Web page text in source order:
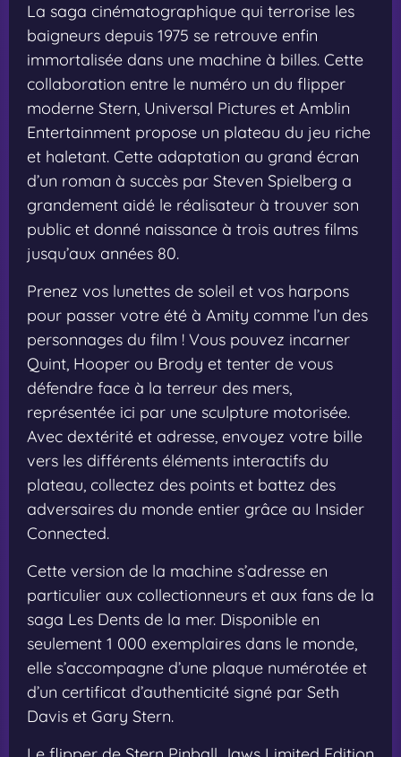
La saga cinématographique qui terrorise les
baigneurs depuis 1975 se retrouve enfin
immortalisée dans une machine à billes. Cette
collaboration entre le numéro un du flipper
moderne Stern, Universal Pictures et Amblin
Entertainment propose un plateau du jeu riche
et haletant. Cette adaptation au grand écran
d’un roman à succès par Steven Spielberg a
grandement aidé le réalisateur à trouver son
public et donné naissance à trois autres films
jusqu’aux années 80.
Prenez vos lunettes de soleil et vos harpons
pour passer votre été à Amity comme l’un des
personnages du film ! Vous pouvez incarner
Quint, Hooper ou Brody et tenter de vous
défendre face à la terreur des mers,
représentée ici par une sculpture motorisée.
Avec dextérité et adresse, envoyez votre bille
vers les différents éléments interactifs du
plateau, collectez des points et battez des
adversaires du monde entier grâce au Insider
Connected.
Cette version de la machine s’adresse en
particulier aux collectionneurs et aux fans de la
saga Les Dents de la mer. Disponible en
seulement 1 000 exemplaires dans le monde,
elle s’accompagne d’une plaque numérotée et
d’un certificat d’authenticité signé par Seth
Davis et Gary Stern.